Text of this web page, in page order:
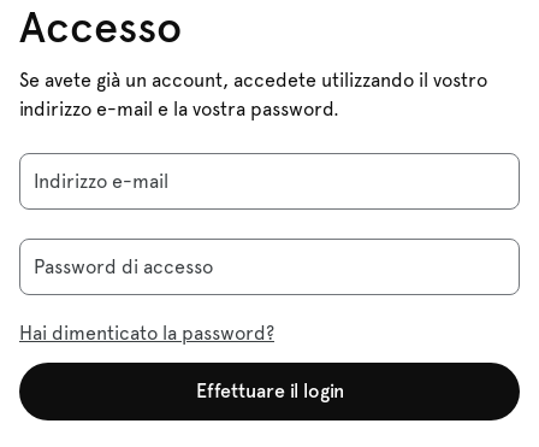
Accesso
Se avete già un account, accedete utilizzando il vostro
indirizzo e-mail e la vostra password.
Indirizzo e-mail
Password di accesso
Hai dimenticato la password?
Effettuare il login